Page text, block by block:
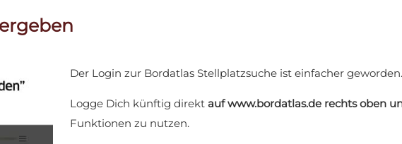
Der Login zur Bordatlas Stellplatzsuche ist einfacher geworden.
Logge Dich künftig direkt auf www.bordatlas.de rechts oben
Funktionen zu nutzen.